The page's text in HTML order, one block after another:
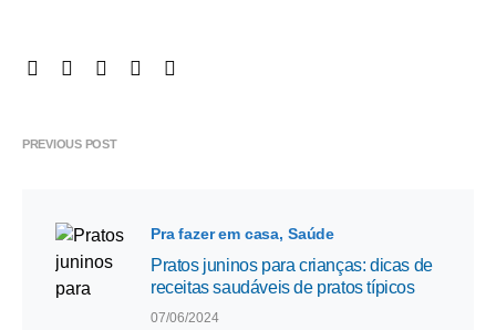
PREVIOUS POST
Pra fazer em casa Saúde
Pratos juninos para crianças: dicas de
receitas saudáveis de pratos típicos
07/06/2024